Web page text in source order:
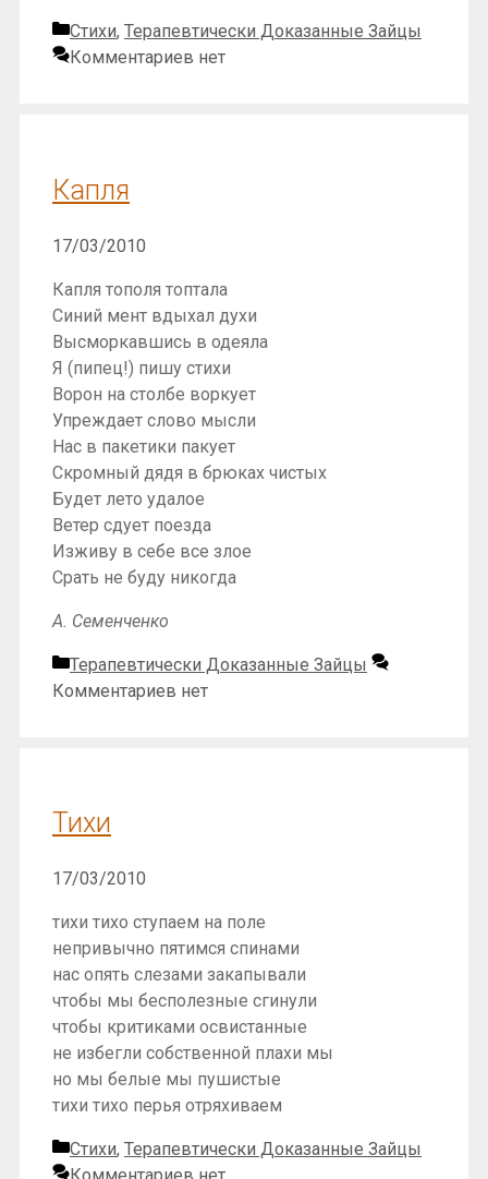
Рубрики
Стихи, Терапевтически Доказанные Зайцы
Комментариев нет
Капля
17/03/2010
Капля тополя топтала
Синий мент вдыхал духи
Высморкавшись в одеяла
Я (пипец!) пишу стихи
Ворон на столбе воркует
Упреждает слово мысли
Нас в пакетики пакует
Скромный дядя в брюках чистых
Будет лето удалое
Ветер сдует поезда
Изживу в себе все злое
Срать не буду никогда
А. Семенченко
Рубрики
Терапевтически Доказанные Зайцы
Комментариев нет
Тихи
17/03/2010
тихи тихо ступаем на поле
непривычно пятимся спинами
нас опять слезами закапывали
чтобы мы бесполезные сгинули
чтобы критиками освистанные
не избегли собственной плахи мы
но мы белые мы пушистые
тихи тихо перья отряхиваем
Рубрики
Стихи, Терапевтически Доказанные Зайцы